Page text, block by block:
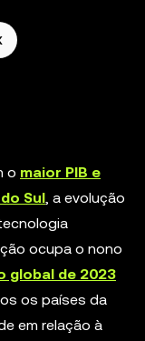
o maior PIB e
Sul, a evolução
ocupa o nono
global de 2023
os países da
em relação à